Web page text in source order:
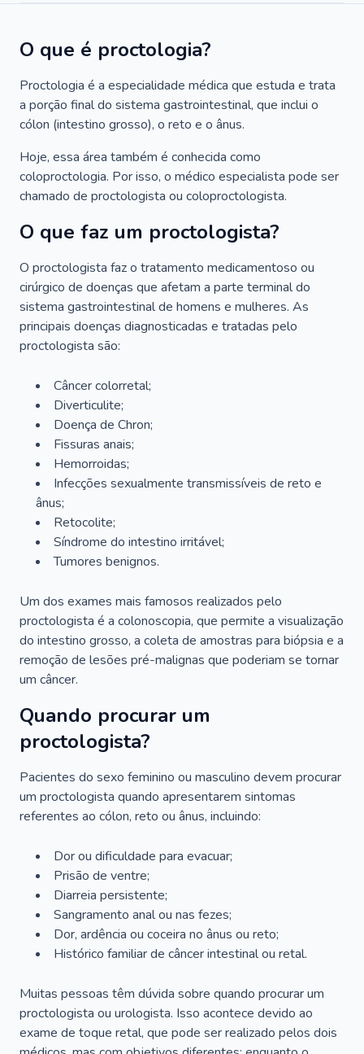
O que é proctologia?
Proctologia é a especialidade médica que estuda e trata
a porção final do sistema gastrointestinal, que inclui o
cólon (intestino grosso), o reto e o ânus.
Hoje, essa área também é conhecida como
coloproctologia. Por isso, o médico especialista pode ser
chamado de proctologista ou coloproctologista.
O que faz um proctologista?
O proctologista faz o tratamento medicamentoso ou
cirúrgico de doenças que afetam a parte terminal do
sistema gastrointestinal de homens e mulheres. As
principais doenças diagnosticadas e tratadas pelo
proctologista são:
Câncer colorretal;
Diverticulite;
Doença de Chron;
Fissuras anais;
Hemorroidas;
Infecções sexualmente transmissíveis de reto e
ânus;
Retocolite;
Síndrome do intestino irritável;
Tumores benignos.
Um dos exames mais famosos realizados pelo
proctologista é a colonoscopia, que permite a visualização
do intestino grosso, a coleta de amostras para biópsia e a
remoção de lesões pré-malignas que poderiam se tornar
um câncer.
Quando procurar um
proctologista?
Pacientes do sexo feminino ou masculino devem procurar
um proctologista quando apresentarem sintomas
referentes ao cólon, reto ou ânus, incluindo:
Dor ou dificuldade para evacuar;
Prisão de ventre;
Diarreia persistente;
Sangramento anal ou nas fezes;
Dor, ardência ou coceira no ânus ou reto;
Histórico familiar de câncer intestinal ou retal.
Muitas pessoas têm dúvida sobre quando procurar um
proctologista ou urologista. Isso acontece devido ao
exame de toque retal, que pode ser realizado pelos dois